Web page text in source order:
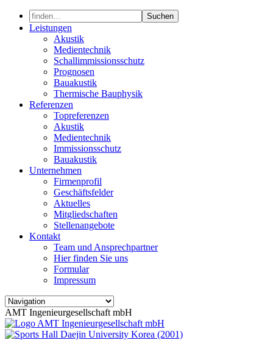
Skip
Leistungen
Akustik
Medientechnik
Schallimmissionsschutz
Prognosen
Bauakustik
Thermische Bauphysik
Referenzen
Topreferenzen
Akustik
Medientechnik
Immissionsschutz
Bauakustik
Unternehmen
Firmenprofil
Geschäftsfelder
Aktuelles
Mitgliedschaften
Stellenangebote
Kontakt
Team und Ansprechpartner
Hier finden Sie uns
Formular
Impressum
AMT Ingenieurgesellschaft mbH